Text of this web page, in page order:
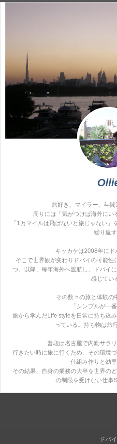
旅好き。マイラー。年間
周りには「気がつけば海外にい
「1万マイルは飛ばないと旅じゃない
繰り返す
キッカケは2008年にド
そこで世界観が変わりドバイの可能
つ。以降、毎年海外へ渡航し、ドバイ
感じてい
その数々の旅と体験の
「シンプルが一
旅から学んだLife styleを日常に持ち込
っている。持ち物は旅
普段は名古屋で内勤サラ
行きたい時に旅に行くため、その環境
仕組み作りと効率
その結果、自身の業務の大半を世界の
の制限を受けない仕事
ドバイ